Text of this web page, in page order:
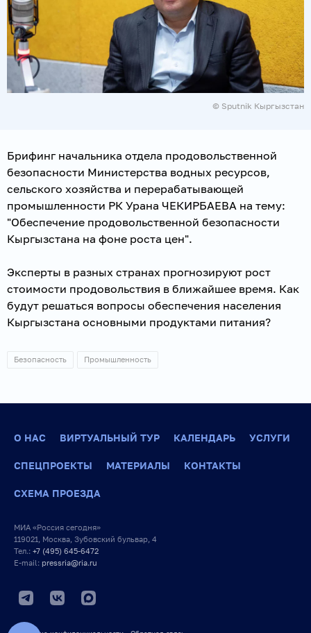
© Sputnik Кыргызстан
Брифинг начальника отдела продовольственной
безопасности Министерства водных ресурсов,
сельского хозяйства и перерабатывающей
промышленности РК Урана ЧЕКИРБАЕВА на тему:
"Обеспечение продовольственной безопасности
Кыргызстана на фоне роста цен".
Эксперты в разных странах прогнозируют рост
стоимости продовольствия в ближайшее время. Как
будут решаться вопросы обеспечения населения
Кыргызстана основными продуктами питания?
Безопасность Промышленность
О НАС ВИРТУАЛЬНЫЙ ТУР КАЛЕНДАРЬ УСЛУГИ
СПЕЦПРОЕКТЫ МАТЕРИАЛЫ КОНТАКТЫ
СХЕМА ПРОЕЗДА
МИА «Россия сегодня»
119021, Москва, Зубовский бульвар, 4
Тел.: +7 (495) 645-6472
E-mail: pressria@ria.ru